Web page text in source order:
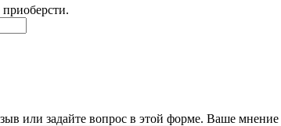
или задайте вопрос в этой форме. Ваше